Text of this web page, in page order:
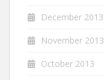
December 2013
November 2013
October 2013